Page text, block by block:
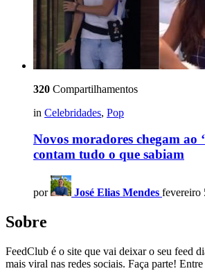
320 Compartilhamentos
in Celebridades, Pop
Novos moradores chegam ao
contam tudo o que sabiam
por José Elias Mendes fevereiro
Sobre
FeedClub é o site que vai deixar o seu feed
mais viral nas redes sociais. Faça parte! Entre